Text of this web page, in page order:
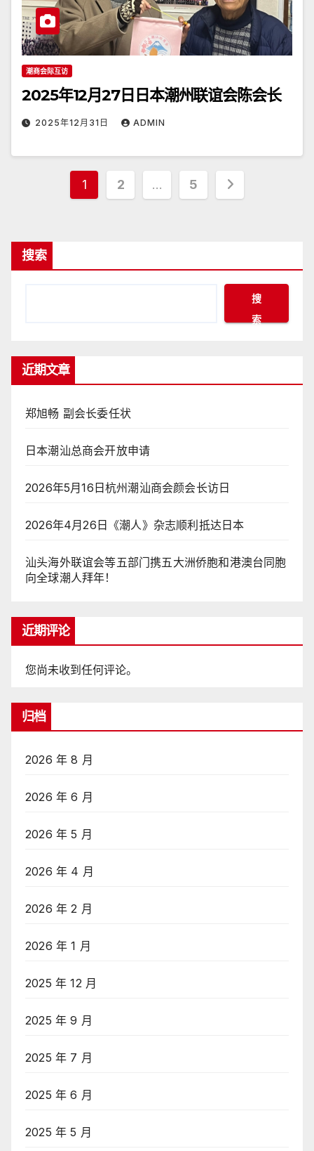
潮商会际互访
2025年12月27日日本潮州联谊会陈会长
2025年12月31日 ADMIN
文
页
1 2 … 5
搜索
搜
索
近期文章
郑旭畅 副会长委任状
日本潮汕总商会开放申请
2026年5月16日杭州潮汕商会颜会长访日
2026年4月26日《潮人》杂志顺利抵达日本
汕头海外联谊会等五部门携五大洲侨胞和港澳台同胞
向全球潮人拜年！
近期评论
您尚未收到任何评论。
归档
2026 年 8 月
2026 年 6 月
2026 年 5 月
2026 年 4 月
2026 年 2 月
2026 年 1 月
2025 年 12 月
2025 年 9 月
2025 年 7 月
2025 年 6 月
2025 年 5 月